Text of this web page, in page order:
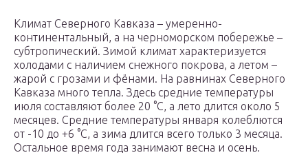
Климат Северного Кавказа – умеренно-
континентальный, а на черноморском побережье –
субтропический. Зимой климат характеризуется
холодами с наличием снежного покрова, а летом –
жарой с грозами и фёнами. На равнинах Северного
Кавказа много тепла. Здесь средние температуры
июля составляют более 20 °С, а лето длится около 5
месяцев. Средние температуры января колеблются
от -10 до +6 °С, а зима длится всего только 3 месяца.
Остальное время года занимают весна и осень.